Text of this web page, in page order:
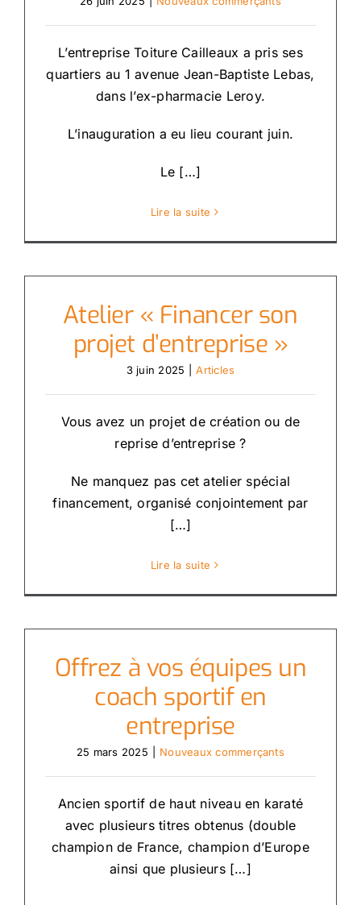
L’entreprise Toiture Cailleaux a pris ses
quartiers au 1 avenue Jean-Baptiste Lebas,
dans l’ex-pharmacie Leroy.
L’inauguration a eu lieu courant juin.
Le […]
Lire la suite
Atelier « Financer son
projet d’entreprise »
3 juin 2025 Articles
Vous avez un projet de création ou de
reprise d’entreprise ?
Ne manquez pas cet atelier spécial
financement, organisé conjointement par
[…]
Lire la suite
Offrez à vos équipes un
coach sportif en
entreprise
25 mars 2025 Nouveaux commerçants
Ancien sportif de haut niveau en karaté
avec plusieurs titres obtenus (double
champion de France, champion d’Europe
ainsi que plusieurs […]